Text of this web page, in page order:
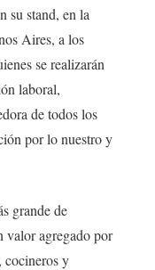
su stand, en la
Aires, a los
se realizarán
laboral,
de todos los
por lo nuestro y
grande de
valor agregado por
cocineros y